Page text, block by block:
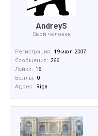
AndreyS
Свой человек
Регистрация: 19 июл 2007
Сообщения: 266
Лайки: 16
Баллы: 0
Адрес: Riga